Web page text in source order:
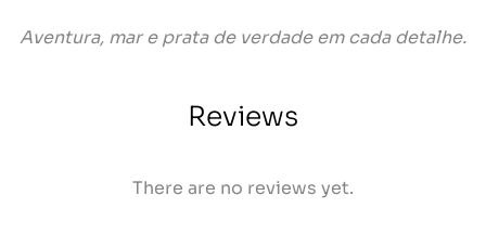
Aventura, mar e prata de verdade em cada detalhe.
Reviews
There are no reviews yet.